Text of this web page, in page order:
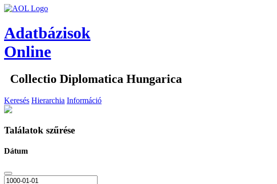
Adatbázisok
Online
Collectio Diplomatica Hungarica
Keresés Hierarchia Információ
Találatok szűrése
Dátum